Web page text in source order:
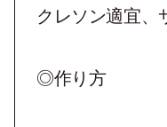
クレソン適宜、
◎作り方